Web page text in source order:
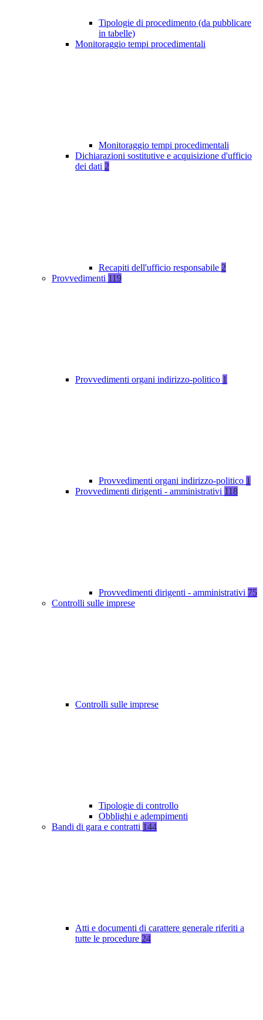
Tipologie di procedimento (da pubblicare
in tabelle)
Monitoraggio tempi procedimentali
Monitoraggio tempi procedimentali
Dichiarazioni sostitutive e acquisizione d'ufficio
dei dati 2
Recapiti dell'ufficio responsabile 2
Provvedimenti 119
Provvedimenti organi indirizzo-politico 1
Provvedimenti organi indirizzo-politico 1
Provvedimenti dirigenti - amministrativi 118
Provvedimenti dirigenti - amministrativi 75
Controlli sulle imprese
Controlli sulle imprese
Tipologie di controllo
Obblighi e adempimenti
Bandi di gara e contratti 144
Atti e documenti di carattere generale riferiti a
tutte le procedure 24